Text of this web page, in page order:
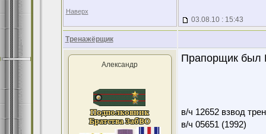
Наверх
03.08.10 : 15:43
Тренажёрщик
Александр
Прапорщик был
в/ч 12652 взвод
в/ч 05651 (1992)